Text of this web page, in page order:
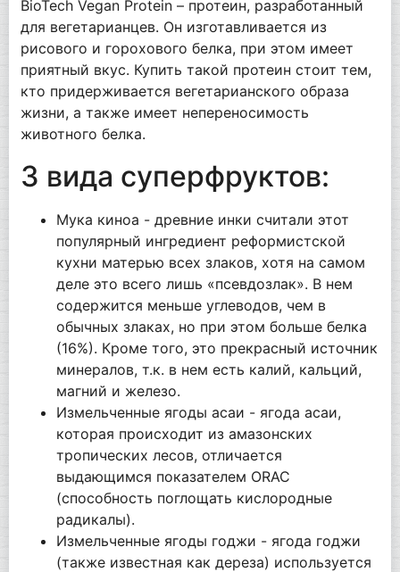
BioTech Vegan Protein – протеин, разработанный
для вегетарианцев. Он изготавливается из
рисового и горохового белка, при этом имеет
приятный вкус. Купить такой протеин стоит тем,
кто придерживается вегетарианского образа
жизни, а также имеет непереносимость
животного белка.
3 вида суперфруктов:
Мука киноа - древние инки считали этот
популярный ингредиент реформистской
кухни матерью всех злаков, хотя на самом
деле это всего лишь «псевдозлак». В нем
содержится меньше углеводов, чем в
обычных злаках, но при этом больше белка
(16%). Кроме того, это прекрасный источник
минералов, т.к. в нем есть калий, кальций,
магний и железо.
Измельченные ягоды асаи - ягода асаи,
которая происходит из амазонских
тропических лесов, отличается
выдающимся показателем ORAC
(способность поглощать кислородные
радикалы).
Измельченные ягоды годжи - ягода годжи
(также известная как дереза) используется